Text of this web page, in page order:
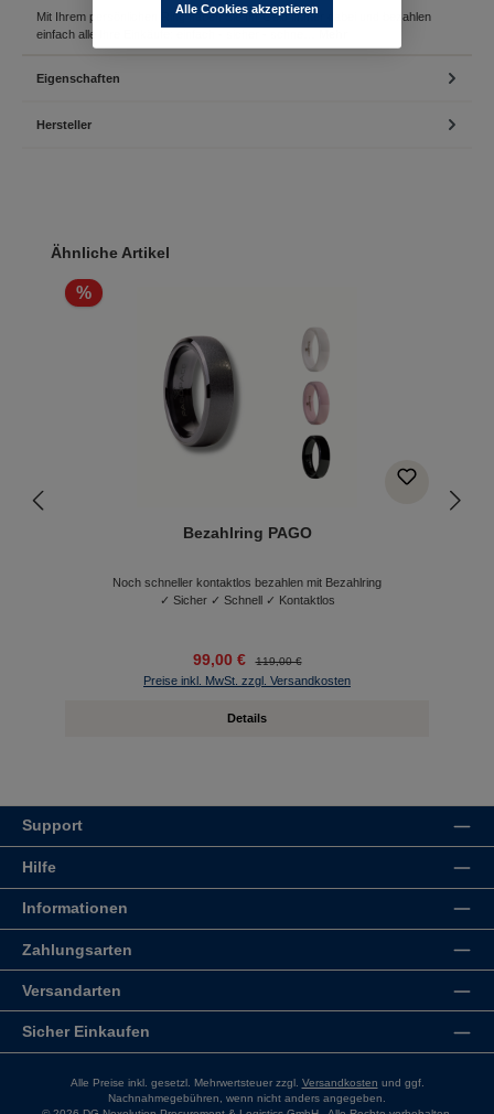
Mit Ihrem persönlichen Ring haben Sie Ihr Geld immer dabei und bezahlen
einfach alle Ihre Einkäufe: einfach - sicher - schne…
Eigenschaften
Hersteller
Produktgalerie überspringen
Ähnliche Artikel
%
Bezahlring PAGO
Noch schneller kontaktlos bezahlen mit Bezahlring
✓ Sicher ✓ Schnell ✓ Kontaktlos
99,00 € 119,00 €
Preise inkl. MwSt. zzgl. Versandkosten
Details
Support
Hilfe
Informationen
Zahlungsarten
Versandarten
Sicher Einkaufen
Alle Preise inkl. gesetzl. Mehrwertsteuer zzgl. Versandkosten und ggf.
Nachnahmegebühren, wenn nicht anders angegeben.
Alle Cookies akzeptieren